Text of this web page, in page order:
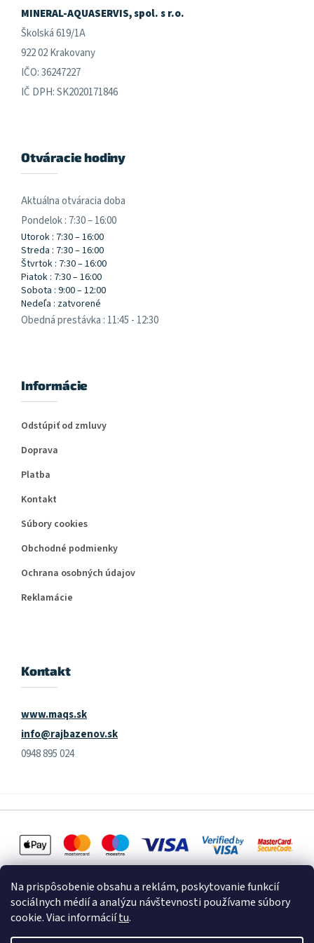
Na prispôsobenie obsahu a reklám, poskytovanie funkcií
sociálnych médií a analýzu návštevnosti používame súbory
cookie. Viac informáciítu.
MINERAL-AQUASERVIS, spol. s r.o.
Školská 619/1A
922 02 Krakovany
IČO: 36247227
IČ DPH: SK2020171846
Otváracie hodiny
Aktuálna otváracia doba
Pondelok : 7:30 – 16:00
Utorok : 7:30 – 16:00
Streda : 7:30 – 16:00
Štvrtok : 7:30 – 16:00
Piatok : 7:30 – 16:00
Sobota : 9:00 – 12:00
Nedeľa : zatvorené
Obedná prestávka : 11:45 - 12:30
Informácie
Odstúpiť od zmluvy
Doprava
Platba
Kontakt
Súbory cookies
Obchodné podmienky
Ochrana osobných údajov
Reklamácie
Kontakt
www.maqs.sk
info@rajbazenov.sk
0948 895 024